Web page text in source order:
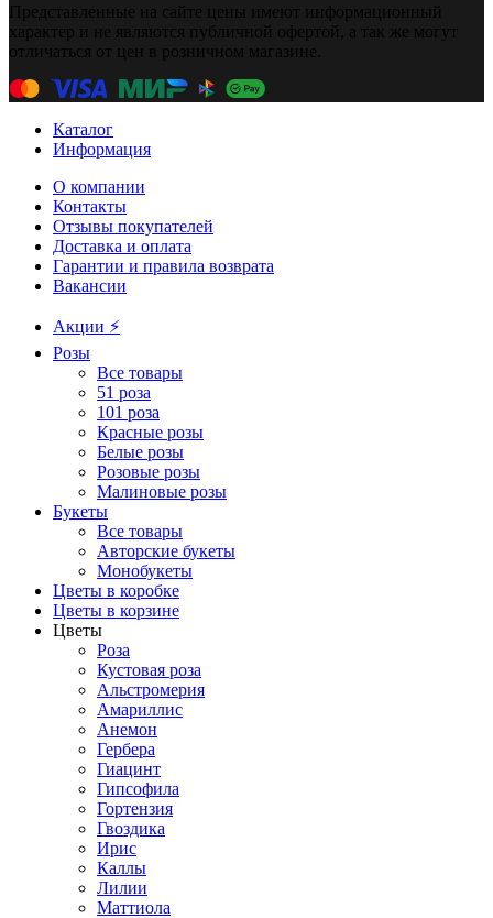
Представленные на сайте цены имеют информационный
характер и не являются публичной офертой, а так же могут
отличаться от цен в розничном магазине.
Каталог
Информация
О компании
Контакты
Отзывы покупателей
Доставка и оплата
Гарантии и правила возврата
Вакансии
Акции ⚡️
Розы
Все товары
51 роза
101 роза
Красные розы
Белые розы
Розовые розы
Малиновые розы
Букеты
Все товары
Авторские букеты
Монобукеты
Цветы в коробке
Цветы в корзине
Цветы
Роза
Кустовая роза
Альстромерия
Амариллис
Анемон
Гербера
Гиацинт
Гипсофила
Гортензия
Гвоздика
Ирис
Каллы
Лилии
Маттиола